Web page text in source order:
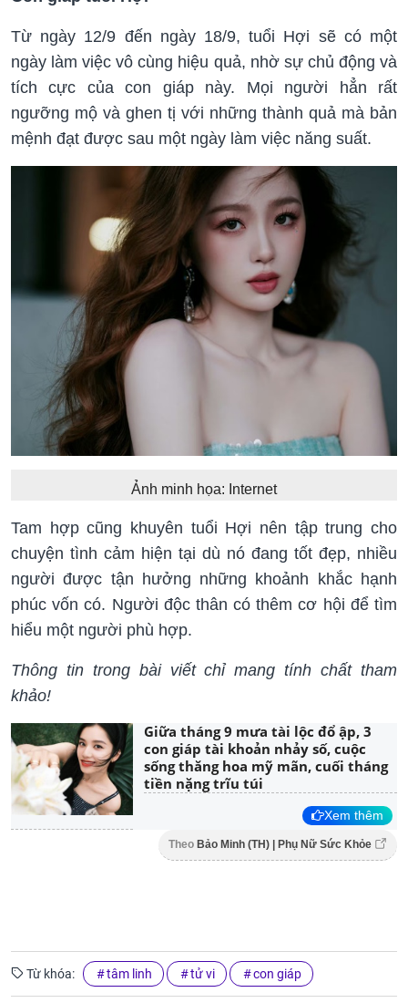
Từ ngày 12/9 đến ngày 18/9, tuổi Hợi sẽ có một
ngày làm việc vô cùng hiệu quả, nhờ sự chủ động và
tích cực của con giáp này. Mọi người hẳn rất
ngưỡng mộ và ghen tị với những thành quả mà bản
mệnh đạt được sau một ngày làm việc năng suất.
Ảnh minh họa: Internet
Tam hợp cũng khuyên tuổi Hợi nên tập trung cho
chuyện tình cảm hiện tại dù nó đang tốt đẹp, nhiều
người được tận hưởng những khoảnh khắc hạnh
phúc vốn có. Người độc thân có thêm cơ hội để tìm
hiểu một người phù hợp.
Thông tin trong bài viết chỉ mang tính chất tham
khảo!
Giữa tháng 9 mưa tài lộc đổ ập, 3
con giáp tài khoản nhảy số, cuộc
sống thăng hoa mỹ mãn, cuối tháng
tiền nặng trĩu túi
Xem thêm
Theo Bảo Minh (TH) | Phụ Nữ Sức Khỏe
Từ khóa: tâm linh tử vi con giáp